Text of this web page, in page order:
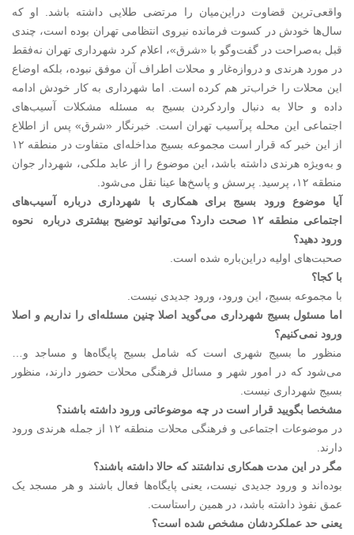
واقعی‌ترین قضاوت دراین‌میان را مرتضی طلایی داشته باشد. او که
سال‌ها خودش در کسوت فرمانده نیروی انتظامی تهران بوده است، چندی
قبل به‌صراحت در گفت‌وگو با «شرق»، اعلام کرد شهرداری تهران نه‌فقط
در مورد هرندی و دروازه‌غار و محلات اطراف آن موفق نبوده، بلکه اوضاع
این محلات را خراب‌تر هم کرده است. اما شهرداری به کار خودش ادامه
داده و حالا به دنبال واردکردن بسیج به مسئله مشکلات آسیب‌های
اجتماعی این محله پرآسیب تهران است. خبرنگار «شرق» پس از اطلاع
از این خبر که قرار است مجموعه بسیج مداخله‌ای متفاوت در منطقه ۱۲
و به‌ویژه هرندی داشته باشد، این موضوع را از عابد ملکی، شهردار جوان
منطقه ۱۲، پرسید. پرسش و پاسخ‌ها عینا نقل می‌شود.
‌آیا موضوع ورود بسیج برای همکاری با شهرداری درباره آسیب‌های
اجتماعی منطقه ۱۲ صحت دارد؟ می‌توانید توضیح بیشتری درباره نحوه
ورود دهید؟
صحبت‌های اولیه دراین‌باره شده است.
‌با کجا؟
با مجموعه بسیج، این ورود، ورود جدیدی نیست.
‌اما مسئول بسیج شهرداری می‌گوید اصلا چنین مسئله‌ای را نداریم و اصلا
ورود نمی‌‌کنیم؟
منظور ما بسیج شهری است که شامل بسیج پایگاه‌ها و مساجد و…
می‌شود که در امور شهر و مسائل فرهنگی محلات حضور دارند، منظور
بسیج شهرداری نیست.
‌مشخصا بگویید قرار است در چه موضوعاتی ورود داشته باشند؟
در موضوعات اجتماعی و فرهنگی محلات منطقه ۱۲ از جمله هرندی ورود
دارند.
‌مگر در این مدت همکاری نداشتند که حالا داشته باشند؟
بوده‌‌اند و ورود جدیدی نیست، یعنی پایگاه‌ها فعال باشند و هر مسجد یک
عمق نفوذ داشته باشد، در همین راستاست.
‌یعنی حد عملکردشان مشخص شده است؟